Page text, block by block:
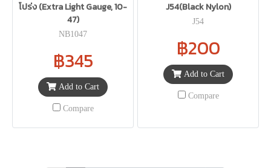
โปร่ง (Extra Light Gauge, 10-
47)
NB1047
฿345
Add to Cart
Compare
J54(Black Nylon)
J54
฿200
Add to Cart
Compare